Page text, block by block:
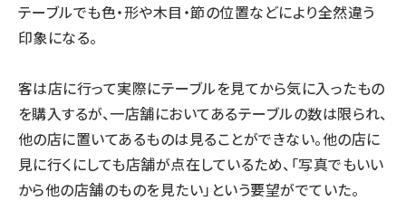
テーブルでも色・形や木目・節の位置などにより全然違う
印象になる。
客は店に行って実際にテーブルを見てから気に入ったもの
を購入するが、一店舗においてあるテーブルの数は限られ、
他の店に置いてあるものは見ることができない。他の店に
見に行くにしても店舗が点在しているため、「写真でもいい
から他の店舗のものを見たい」という要望がでていた。